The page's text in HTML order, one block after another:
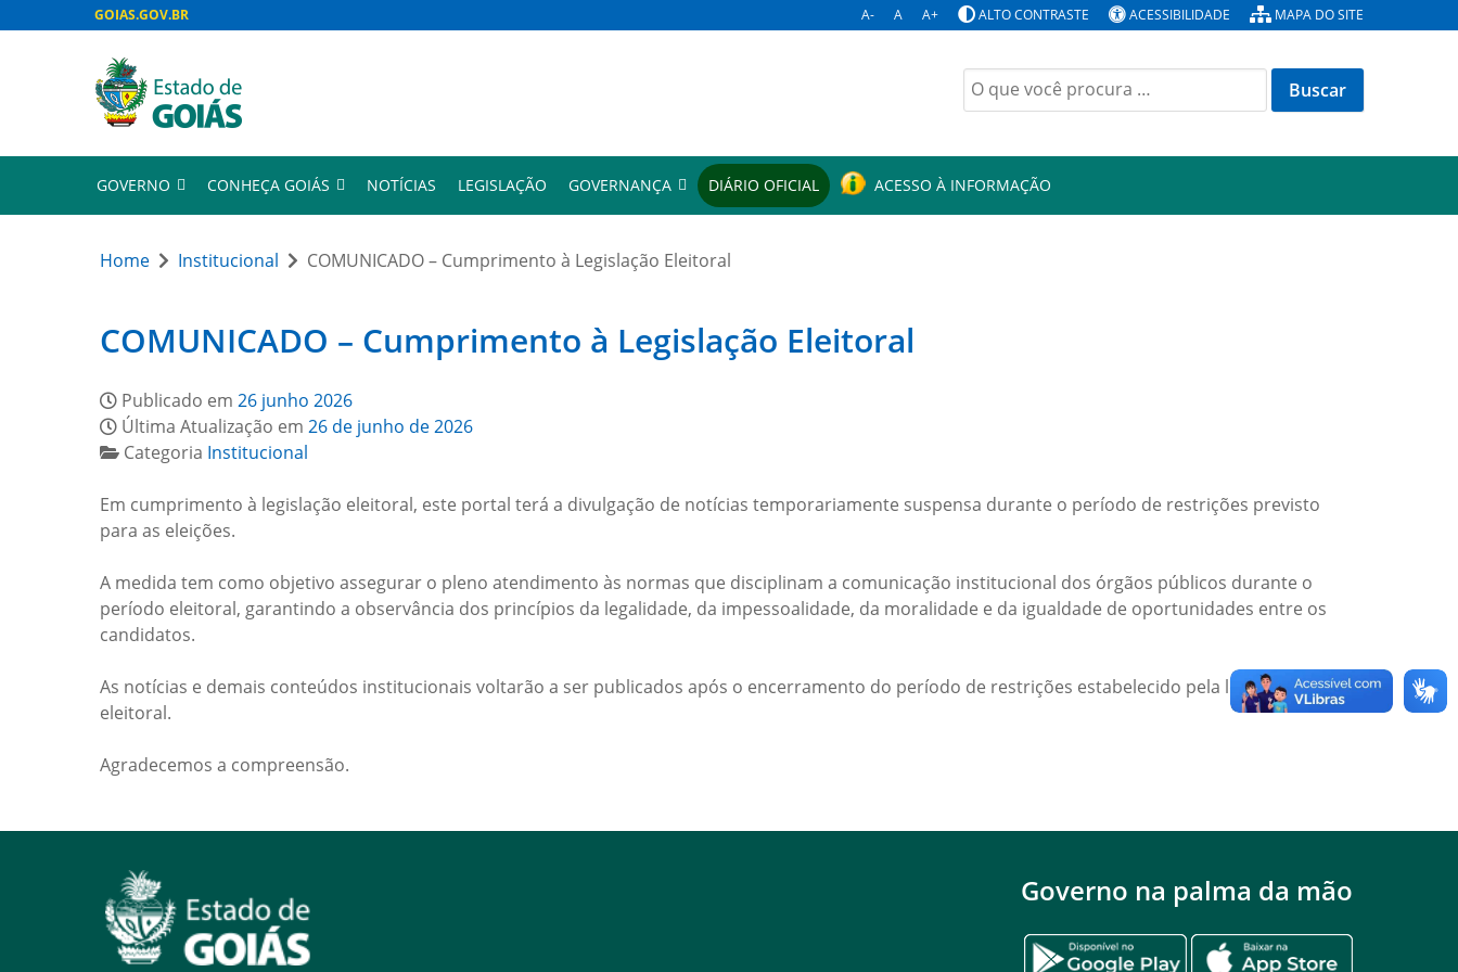
GOIAS.GOV.BR A- A A+ ALTO CONTRASTE ACESSIBILIDADE MAPA DO SITE
Buscar
por:
GOVERNO CONHEÇA GOIÁS NOTÍCIAS LEGISLAÇÃO GOVERNANÇA DIÁRIO OFICIAL ACESSO À INFORMAÇÃO
Home Institucional COMUNICADO – Cumprimento à Legislação Eleitoral
COMUNICADO – Cumprimento à Legislação Eleitoral
Publicado em 26 junho 2026
Última Atualização em 26 de junho de 2026
Categoria Institucional
Em cumprimento à legislação eleitoral, este portal terá a divulgação de notícias temporariamente suspensa durante o período de restrições previsto
para as eleições.
A medida tem como objetivo assegurar o pleno atendimento às normas que disciplinam a comunicação institucional dos órgãos públicos durante o
período eleitoral, garantindo a observância dos princípios da legalidade, da impessoalidade, da moralidade e da igualdade de oportunidades entre os
candidatos.
As notícias e demais conteúdos institucionais voltarão a ser publicados após o encerramento do período de restrições estabelecido pela legislação
eleitoral.
Agradecemos a compreensão.
Governo na palma da mão